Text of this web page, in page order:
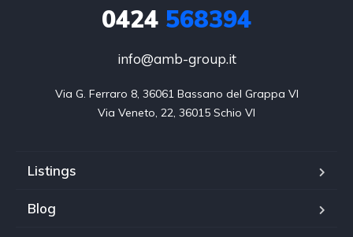
0424 568394
info@amb-group.it
Via G. Ferraro 8, 36061 Bassano del Grappa VI
Via Veneto, 22, 36015 Schio VI
Listings
Blog